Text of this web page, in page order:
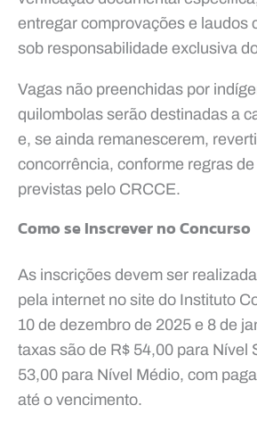
entregar comprovações e laudos
sob responsabilidade exclusiva
Vagas não preenchidas por
quilombolas serão destinadas a
e, se ainda remanescerem,
concorrência, conforme regras
previstas pelo CRCCE.
Como se Inscrever no Concurso
As inscrições devem ser
pela internet no site do Instituto
10 de dezembro de 2025 e 8 de
taxas são de R$ 54,00 para Nível
53,00 para Nível Médio, com
até o vencimento.